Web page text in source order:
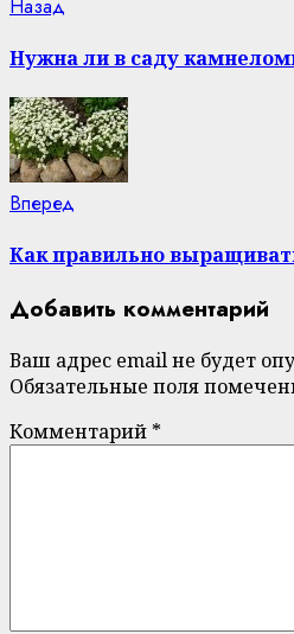
Continue
Reading
Назад
Нужна ли в саду
Вперед
Как правильно
Добавить комментарий
Ваш адрес email не будет
Обязательные поля
Комментарий *